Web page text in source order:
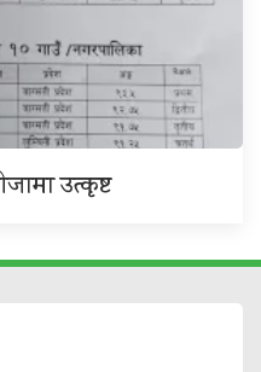
उत्कृष्ट